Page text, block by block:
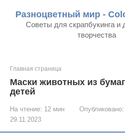
контенту
Разноцветный мир -
Советы для скрапбукинга и
творчества
Главная страница
Маски животных из
детей
На чтение: 12 мин Опубликовано:
29.11.2023